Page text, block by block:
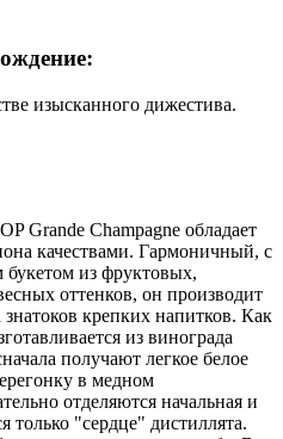
изысканного дижестива.
Grande Champagne обладает
качествами. Гармоничный, с
из фруктовых,
оттенков, он производит
крепких напитков. Как
из винограда
получают легкое белое
в медном
отделяются начальная и
только "сердце" дистиллята.